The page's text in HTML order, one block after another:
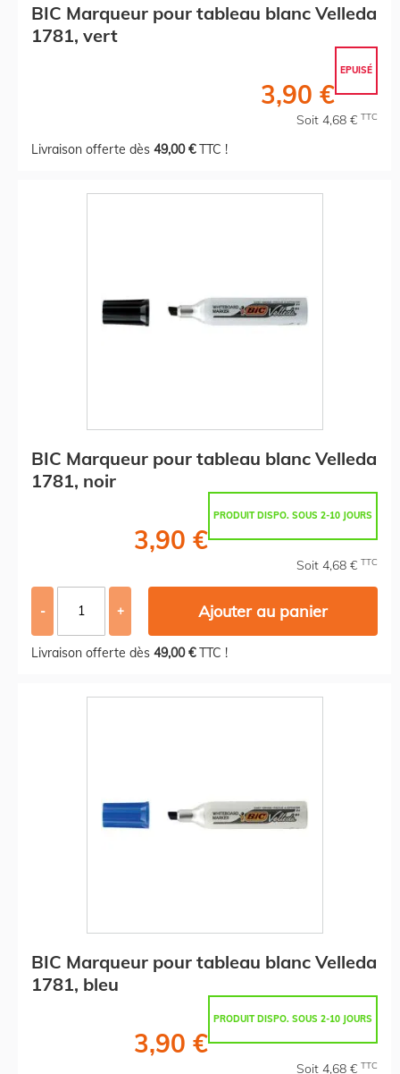
BIC Marqueur pour tableau blanc Velleda
1781, vert
EPUISÉ
3,90 €
Soit 4,68 € TTC
Livraison offerte dès 49,00 €TTC !
BIC Marqueur pour tableau blanc Velleda
1781, noir
PRODUIT DISPO. SOUS 2-10 JOURS
3,90 €
Soit 4,68 € TTC
- + Ajouter au panier
Livraison offerte dès 49,00 €TTC !
BIC Marqueur pour tableau blanc Velleda
1781, bleu
PRODUIT DISPO. SOUS 2-10 JOURS
3,90 €
Soit 4,68 € TTC